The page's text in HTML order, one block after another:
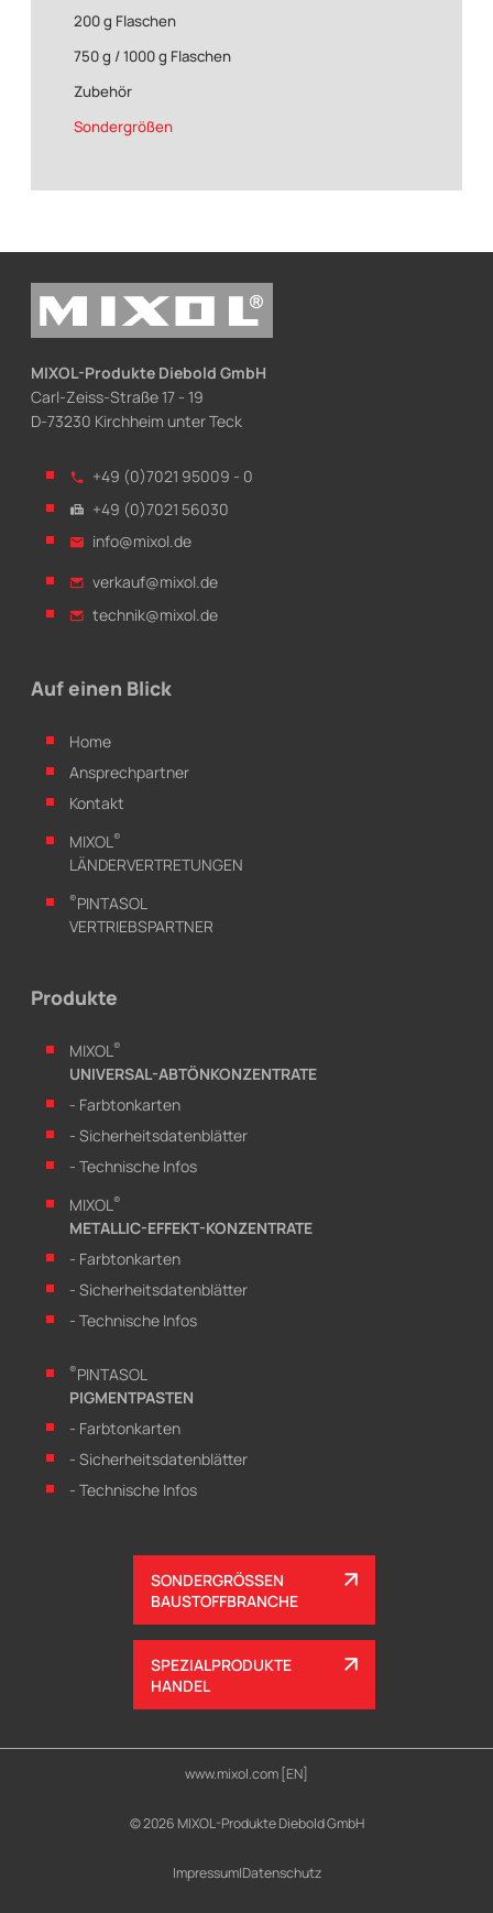
200 g Flaschen
750 g / 1000 g Flaschen
Zubehör
Sondergrößen
MIXOL-Produkte Diebold GmbH
Carl-Zeiss-Straße 17 - 19
D-73230 Kirchheim unter Teck
+49 (0)7021 95009 - 0
+49 (0)7021 56030
info@mixol.de
verkauf@mixol.de
technik@mixol.de
Auf einen Blick
Home
Ansprechpartner
Kontakt
MIXOL ®
LÄNDERVERTRETUNGEN
®PINTASOL
VERTRIEBSPARTNER
Produkte
MIXOL®
UNIVERSAL-ABTÖNKONZENTRATE
- Farbtonkarten
- Sicherheitsdatenblätter
- Technische Infos
MIXOL®
METALLIC-EFFEKT-KONZENTRATE
- Farbtonkarten
- Sicherheitsdatenblätter
- Technische Infos
®PINTASOL
PIGMENTPASTEN
- Farbtonkarten
- Sicherheitsdatenblätter
- Technische Infos
SONDERGRÖSSEN
BAUSTOFFBRANCHE
SPEZIALPRODUKTE
HANDEL
© 2026 MIXOL-Produkte Diebold GmbH
www.mixol.com [EN]
Impressum|Datenschutz